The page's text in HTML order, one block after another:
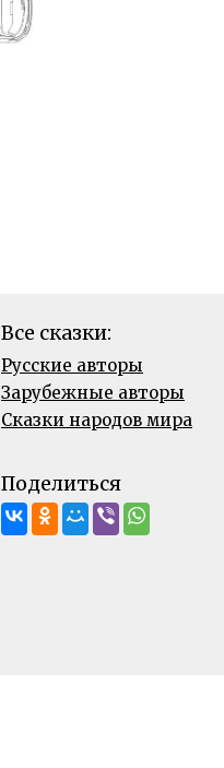
Все сказки:
Русские авторы
Зарубежные авторы
Сказки народов мира
Поделиться